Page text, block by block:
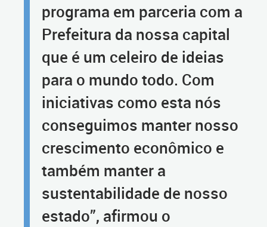
programa em parceria com a
Prefeitura da nossa capital
que é um celeiro de ideias
para o mundo todo. Com
iniciativas como esta nós
conseguimos manter nosso
crescimento econômico e
também manter a
sustentabilidade de nosso
estado”, afirmou o